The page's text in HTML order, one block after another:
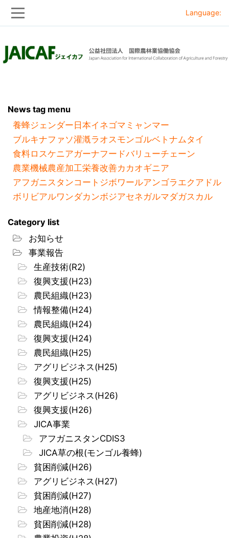
to
to
Language:
News tag menu
養蜂ジェンダー 日本イネゴマ ミャンマー
ブルキナファソ灌漑ラオスモンゴルベトナムタイ
食料ロスケニアガーナフードバリューチェーン
農業機械農産加工栄養改善カカオギニア
アフガニスタンコートジボワールアンゴラ エクアドル
ボリビアルワンダカンボジアセネガルマダガスカル
Category list
お知らせ
事業報告
生産技術(R2)
復興支援(H23)
農民組織(H23)
情報整備(H24)
農民組織(H24)
復興支援(H24)
農民組織(H25)
アグリビジネス(H25)
復興支援(H25)
アグリビジネス(H26)
復興支援(H26)
JICA事業
アフガニスタンCDIS3
JICA草の根(モンゴル養蜂)
貧困削減(H26)
アグリビジネス(H27)
貧困削減(H27)
地産地消(H28)
貧困削減(H28)